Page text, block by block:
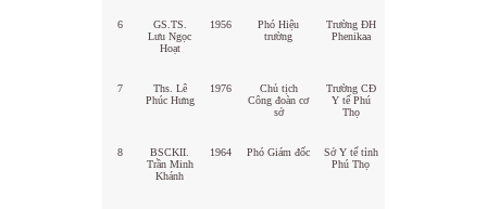
6
GS.TS.
Lưu Ngọc
Hoạt
1956
Phó Hiệu
trường
Trường ĐH
Phenikaa
7
Ths. Lê
Phúc Hưng
1976
Chủ tịch
Công đoàn cơ
sở
Trường CĐ
Y tế Phú
Thọ
8
BSCKII.
Trần Minh
Khánh
1964 Phó Giám đốc
Sở Y tế tỉnh
Phú Thọ